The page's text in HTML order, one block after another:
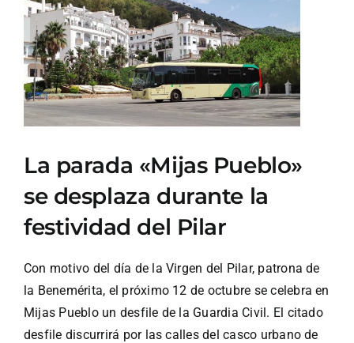
Ver
imagen
más
grande
La parada «Mijas Pueblo»
se desplaza durante la
festividad del Pilar
Con motivo del día de la Virgen del Pilar, patrona de
la Benemérita, el próximo 12 de octubre se celebra en
Mijas Pueblo un desfile de la Guardia Civil. El citado
desfile discurrirá por las calles del casco urbano de